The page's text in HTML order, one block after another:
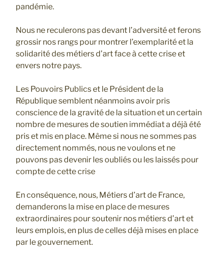
pandémie.
Nous ne reculerons pas devant l’adversité et ferons
grossir nos rangs pour montrer l’exemplarité et la
solidarité des métiers d’art face à cette crise et
envers notre pays.
Les Pouvoirs Publics et le Président de la
République semblent néanmoins avoir pris
conscience de la gravité de la situation et un certain
nombre de mesures de soutien immédiat a déjà été
pris et mis en place. Même si nous ne sommes pas
directement nommés, nous ne voulons et ne
pouvons pas devenir les oubliés ou les laissés pour
compte de cette crise
En conséquence, nous, Métiers d’art de France,
demanderons la mise en place de mesures
extraordinaires pour soutenir nos métiers d’art et
leurs emplois, en plus de celles déjà mises en place
par le gouvernement.